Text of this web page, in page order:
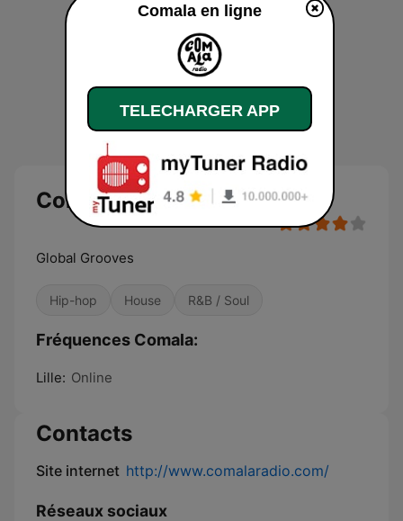
Comala
Global Grooves
Hip-hop House R&B / Soul
Fréquences Comala:
Lille: Online
Contacts
Site internet http://www.comalaradio.com/
Réseaux sociaux
Comala en ligne
TELECHARGER APP